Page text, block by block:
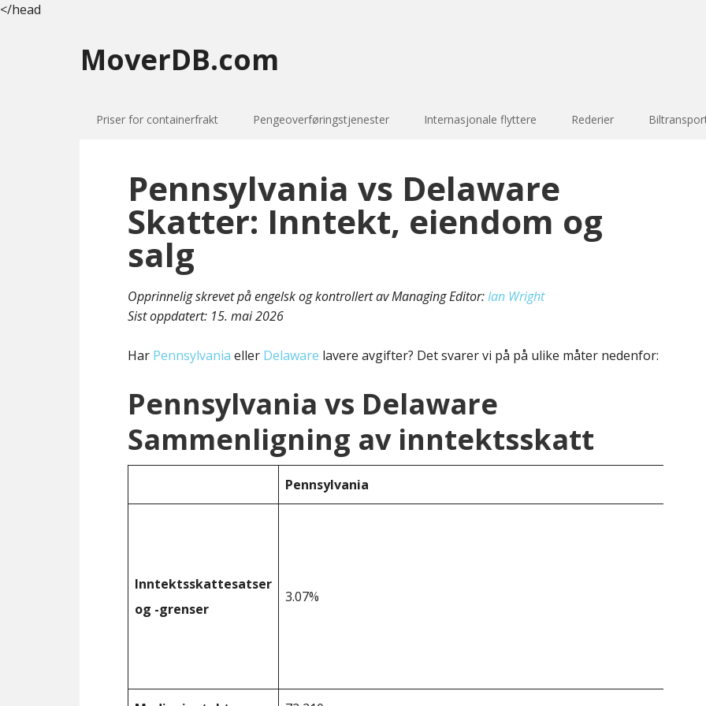
</head
MoverDB.com
Priser for containerfrakt Pengeoverføringstjenester Internasjonale flyttere Rederier
Pennsylvania vs Delaware
Skatter: Inntekt, eiendom og
salg
Opprinnelig skrevet på engelsk og kontrollert av Managing Editor:Ian Wright
Sist oppdatert: 15. mai 2026
Har Pennsylvania eller Delaware lavere avgifter? Det svarer vi på på ulike måter nedenfor:
Pennsylvania vs Delaware
Sammenligning av inntektsskatt
Pennsylvania
Inntektsskattesatser
og -grenser
3.07%